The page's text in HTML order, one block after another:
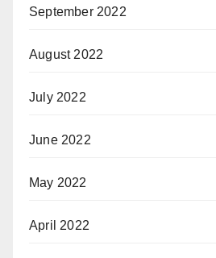
September 2022
August 2022
July 2022
June 2022
May 2022
April 2022